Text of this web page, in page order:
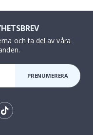
och ta del av våra
PRENUMERERA